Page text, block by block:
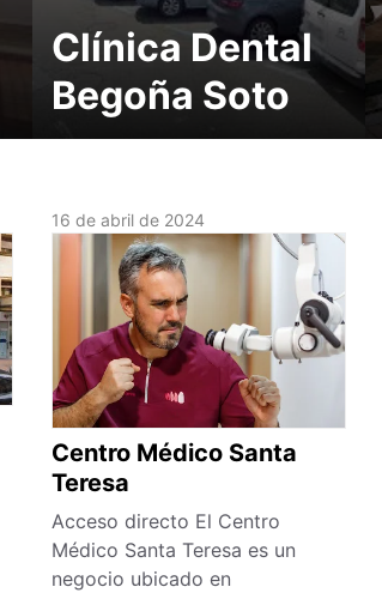
Clínica Dental
Begoña Soto
16 de abril de 2024
Centro Médico Santa
Teresa
Acceso directo El Centro
Médico Santa Teresa es un
negocio ubicado en